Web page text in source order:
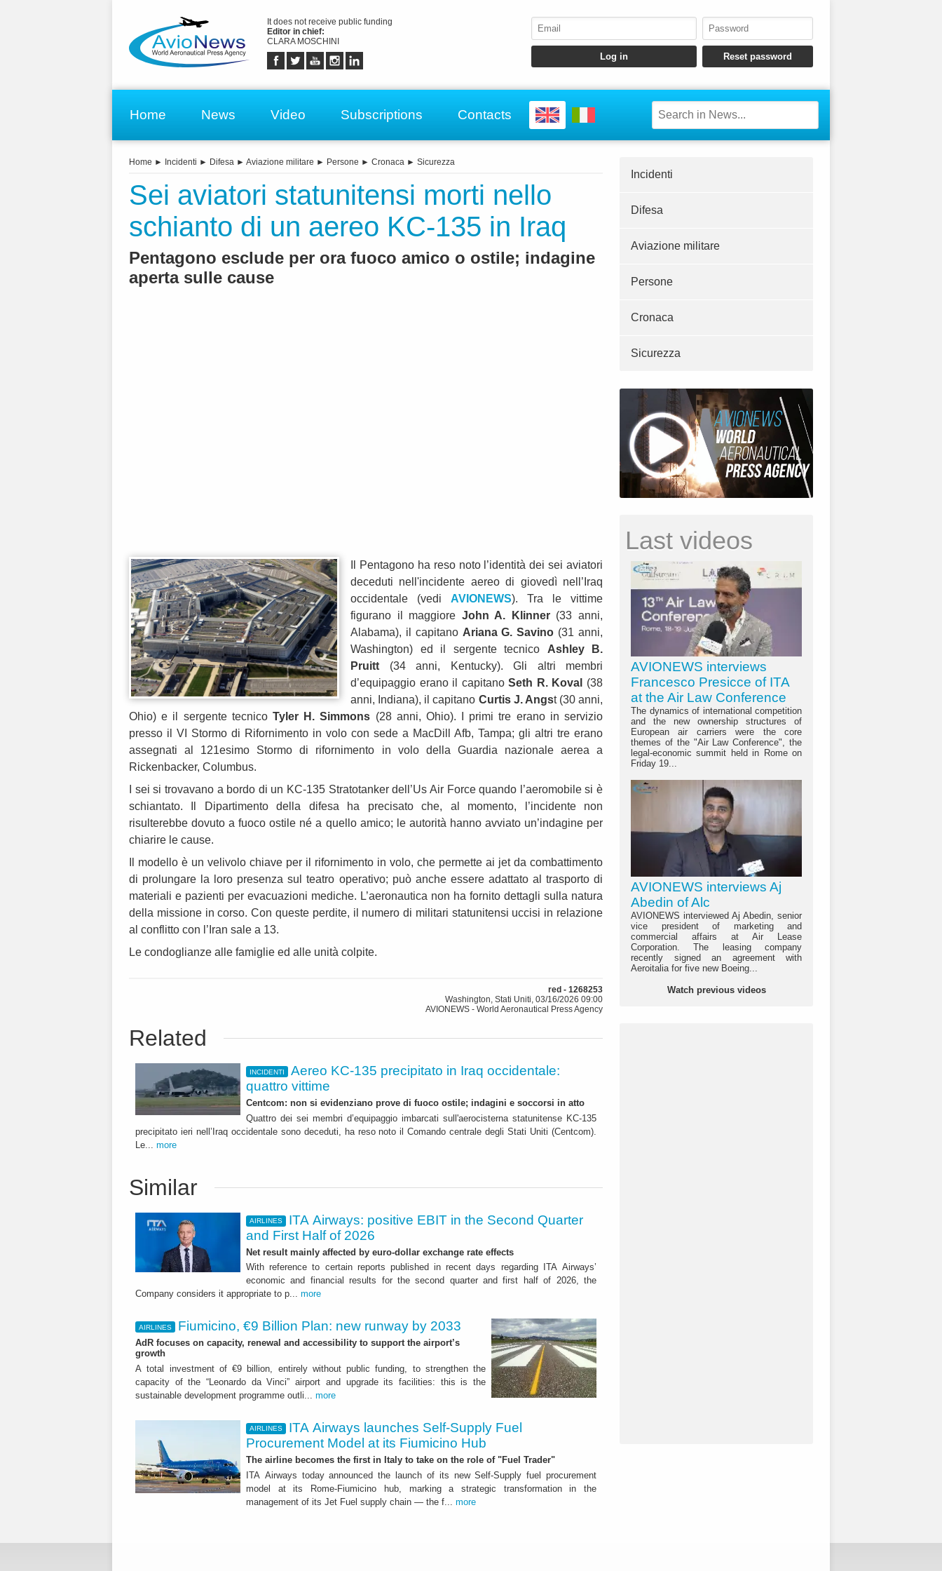
It does not receive public funding
Editor in chief:
CLARA MOSCHINI
Home News Video Subscriptions Contacts
Home ► Incidenti ► Difesa ► Aviazione militare ► Persone ► Cronaca ► Sicurezza
Sei aviatori statunitensi morti nello
schianto di un aereo KC-135 in Iraq
Pentagono esclude per ora fuoco amico o ostile; indagine
aperta sulle cause
Il Pentagono ha reso noto l’identità dei sei aviatori
deceduti nell'incidente aereo di giovedì nell’Iraq
occidentale (vedi AVIONEWS). Tra le vittime
figurano il maggiore John A. Klinner(33 anni,
Alabama), il capitano Ariana G. Savino (31 anni,
Washington) ed il sergente tecnico Ashley B.
Pruitt (34 anni, Kentucky). Gli altri membri
d’equipaggio erano il capitanoSeth R. Koval
(38
anni, Indiana), il capitano Curtis J. Angst (30 anni,
Ohio) e il sergente tecnico Tyler H. Simmons (28 anni, Ohio). I primi tre erano in servizio
presso il VI Stormo di Rifornimento in volo con sede a MacDill Afb, Tampa; gli altri tre erano
assegnati al 121esimo Stormo di rifornimento in volo della Guardia nazionale aerea a
Rickenbacker, Columbus.
I sei si trovavano a bordo di un KC-135 Stratotanker dell’Us Air Force quando l’aeromobile si è
schiantato. Il Dipartimento della difesa ha precisato che, al momento, l’incidente non
risulterebbe dovuto a fuoco ostile né a quello amico; le autorità hanno avviato un’indagine per
chiarire le cause.
Il modello è un velivolo chiave per il rifornimento in volo, che permette ai jet da combattimento
di prolungare la loro presenza sul teatro operativo; può anche essere adattato al trasporto di
materiali e pazienti per evacuazioni mediche. L’aeronautica non ha fornito dettagli sulla natura
della missione in corso. Con queste perdite, il numero di militari statunitensi uccisi in relazione
al conflitto con l’Iran sale a 13.
Le condoglianze alle famiglie ed alle unità colpite.
red - 1268253
Washington, Stati Uniti, 03/16/2026 09:00
AVIONEWS - World Aeronautical Press Agency
Related
INCIDENTI
Aereo KC-135 precipitato in Iraq occidentale:
quattro vittime
Centcom: non si evidenziano prove di fuoco ostile; indagini e soccorsi in atto
Quattro dei sei membri d’equipaggio imbarcati sull'aerocisterna statunitense KC-135
precipitato ieri nell’Iraq occidentale sono deceduti, ha reso noto il Comando centrale degli Stati Uniti (Centcom).
Le... more
Similar
AIRLINES
ITA Airways: positive EBIT in the Second Quarter
and First Half of 2026
Net result mainly affected by euro-dollar exchange rate effects
With reference to certain reports published in recent days regarding ITA Airways’
economic and financial results for the second quarter and first half of 2026, the
Company considers it appropriate to p... more
AIRLINES Fiumicino, €9 Billion Plan: new runway by 2033
AdR focuses on capacity, renewal and accessibility to support the airport’s
growth
A total investment of €9 billion, entirely without public funding, to strengthen the
capacity of the “Leonardo da Vinci” airport and upgrade its facilities: this is the
sustainable development programme outli... more
AIRLINES
ITA Airways launches Self-Supply Fuel
Procurement Model at its Fiumicino Hub
The airline becomes the first in Italy to take on the role of "Fuel Trader"
ITA Airways today announced the launch of its new Self-Supply fuel procurement
model at its Rome-Fiumicino hub, marking a strategic transformation in the
management of its Jet Fuel supply chain — the f... more
Incidenti
Difesa
Aviazione militare
Persone
Cronaca
Sicurezza
Last videos
AVIONEWS interviews
Francesco Presicce of ITA
at the Air Law Conference
The dynamics of international competition
and the new ownership structures of
European air carriers were the core
themes of the "Air Law Conference", the
legal-economic summit held in Rome on
Friday 19...
AVIONEWS interviews Aj
Abedin of Alc
AVIONEWS interviewed Aj Abedin, senior
vice president of marketing and
commercial affairs at Air Lease
Corporation. The leasing company
recently signed an agreement with
Aeroitalia for five new Boeing...
Watch previous videos